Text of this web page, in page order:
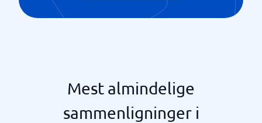
Mest almindelige
sammenligninger i